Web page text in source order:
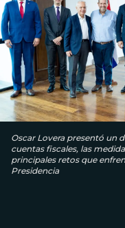
Oscar Lovera presentó un
cuentas fiscales, las
principales retos que
Presidencia